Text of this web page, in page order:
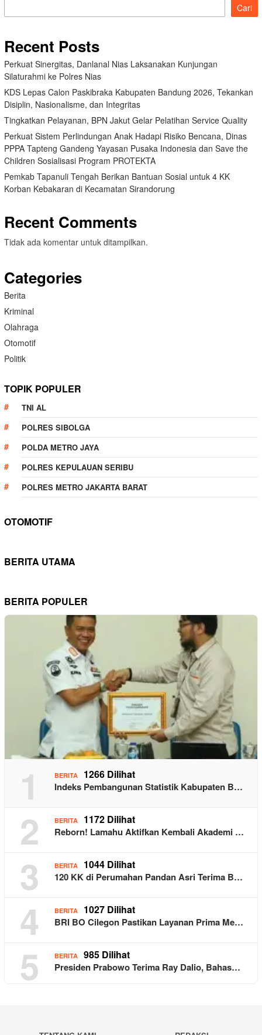
Cari
Recent Posts
Perkuat Sinergitas, Danlanal Nias Laksanakan Kunjungan
Silaturahmi ke Polres Nias
KDS Lepas Calon Paskibraka Kabupaten Bandung 2026, Tekankan
Disiplin, Nasionalisme, dan Integritas
Tingkatkan Pelayanan, BPN Jakut Gelar Pelatihan Service Quality
Perkuat Sistem Perlindungan Anak Hadapi Risiko Bencana, Dinas
PPPA Tapteng Gandeng Yayasan Pusaka Indonesia dan Save the
Children Sosialisasi Program PROTEKTA
Pemkab Tapanuli Tengah Berikan Bantuan Sosial untuk 4 KK
Korban Kebakaran di Kecamatan Sirandorung
Recent Comments
Tidak ada komentar untuk ditampilkan.
Categories
Berita
Kriminal
Olahraga
Otomotif
Politik
TOPIK POPULER
TNI AL
POLRES SIBOLGA
POLDA METRO JAYA
POLRES KEPULAUAN SERIBU
POLRES METRO JAKARTA BARAT
OTOMOTIF
BERITA UTAMA
BERITA POPULER
1 BERITA 1266 Dilihat
Indeks Pembangunan Statistik Kabupaten B…
2 BERITA 1172 Dilihat
Reborn! Lamahu Aktifkan Kembali Akademi …
3 BERITA 1044 Dilihat
120 KK di Perumahan Pandan Asri Terima B…
4 BERITA 1027 Dilihat
BRI BO Cilegon Pastikan Layanan Prima Me…
5 BERITA 985 Dilihat
Presiden Prabowo Terima Ray Dalio, Bahas…